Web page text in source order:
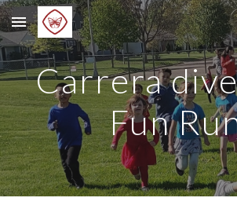
Skip to main content
Carrera
Fun